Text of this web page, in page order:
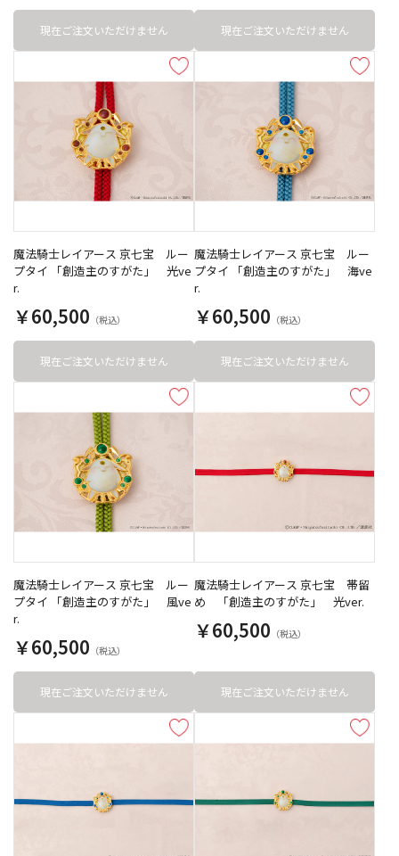
現在ご注文いただけません 現在ご注文いただけません
魔法騎士レイアース 京七宝 ルー
プタイ 「創造主のすがた」 光ve
r.
￥60,500
現在ご注文いただけません
魔法騎士レイアース 京七宝 ルー
プタイ 「創造主のすがた」 海ve
r.
￥60,500
現在ご注文いただけません
魔法騎士レイアース 京七宝 ルー
プタイ 「創造主のすがた」 風ve
r.
￥60,500
現在ご注文いただけません
魔法騎士レイアース 京七宝 帯留
め 「創造主のすがた」 光ver.
￥60,500
現在ご注文いただけません